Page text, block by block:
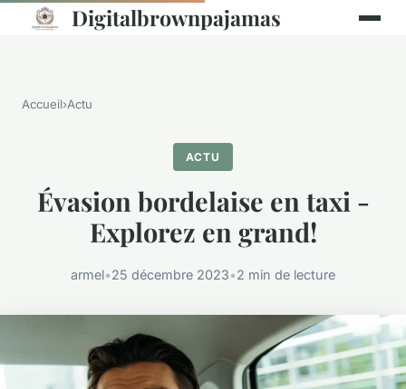
Digitalbrownpajamas
Accueil›Actu
ACTU
Évasion bordelaise en taxi -
Explorez en grand!
armel•25 décembre 2023•2 min de lecture